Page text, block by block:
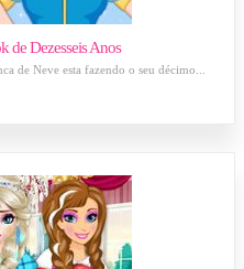
de Dezesseis Anos
de Neve esta fazendo o seu décimo...